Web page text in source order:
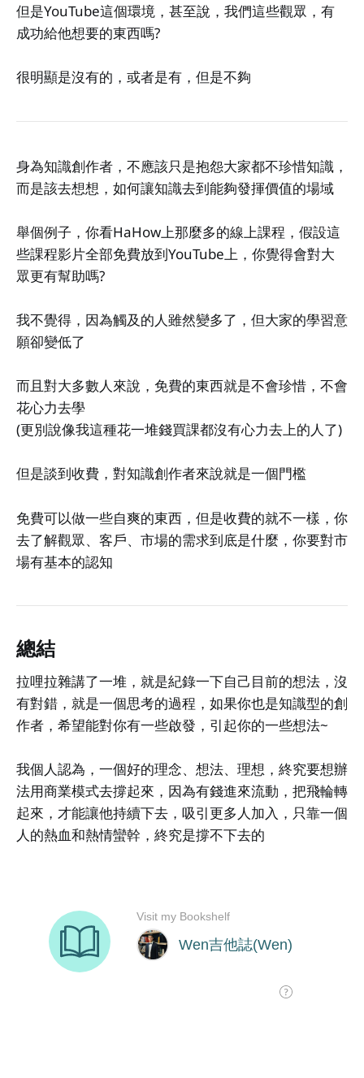
但是YouTube這個環境，甚至說，我們這些觀眾，有
成功給他想要的東西嗎?
很明顯是沒有的，或者是有，但是不夠
身為知識創作者，不應該只是抱怨大家都不珍惜知識，
而是該去想想，如何讓知識去到能夠發揮價值的場域
舉個例子，你看HaHow上那麼多的線上課程，假設這
些課程影片全部免費放到YouTube上，你覺得會對大
眾更有幫助嗎?
我不覺得，因為觸及的人雖然變多了，但大家的學習意
願卻變低了
而且對大多數人來說，免費的東西就是不會珍惜，不會
花心力去學
(更別說像我這種花一堆錢買課都沒有心力去上的人了)
但是談到收費，對知識創作者來說就是一個門檻
免費可以做一些自爽的東西，但是收費的就不一樣，你
去了解觀眾、客戶、市場的需求到底是什麼，你要對市
場有基本的認知
總結
拉哩拉雜講了一堆，就是紀錄一下自己目前的想法，沒
有對錯，就是一個思考的過程，如果你也是知識型的創
作者，希望能對你有一些啟發，引起你的一些想法~
我個人認為，一個好的理念、想法、理想，終究要想辦
法用商業模式去撐起來，因為有錢進來流動，把飛輪轉
起來，才能讓他持續下去，吸引更多人加入，只靠一個
人的熱血和熱情蠻幹，終究是撐不下去的